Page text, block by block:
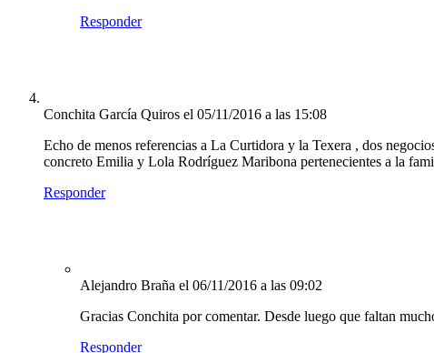
Responder
Conchita García Quiros el 05/11/2016 a las 15:08
Echo de menos referencias a La Curtidora y la Texera , dos
concreto Emilia y Lola Rodríguez Maribona pertenecientes a la
Responder
Alejandro Braña el 06/11/2016 a las 09:02
Gracias Conchita por comentar. Desde luego que faltan
Responder